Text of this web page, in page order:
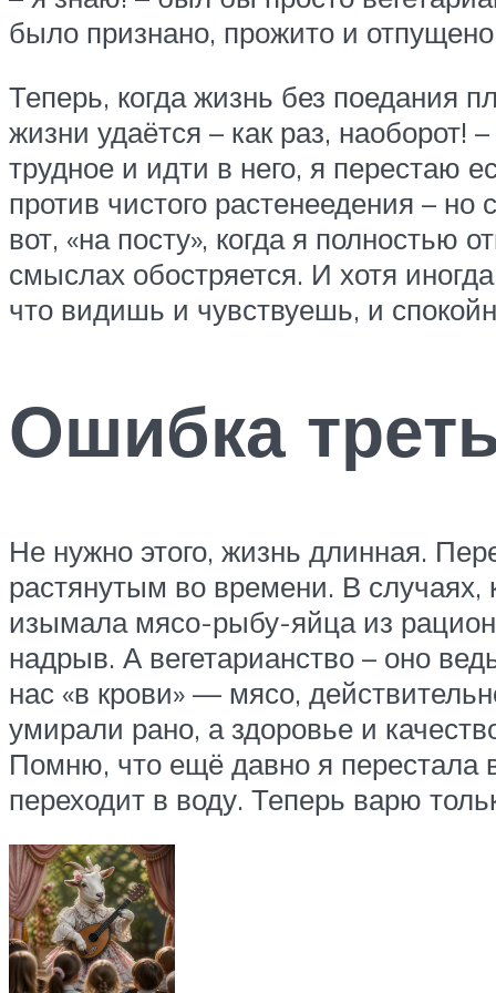
было признано, прожито и
Теперь, когда жизнь без поедания
жизни удаётся – как раз,
трудное и идти в него, я перестаю
против чистого растенеедения – но
вот, «на посту», когда я
смыслах обостряется. И хотя
что видишь и чувствуешь, и
Ошибка
Не нужно этого, жизнь длинная.
растянутым во времени. В
изымала мясо-рыбу-яйца из
надрыв. А вегетарианство – оно
нас «в крови» — мясо,
умирали рано, а здоровье и
Помню, что ещё давно я перестала
переходит в воду. Теперь варю